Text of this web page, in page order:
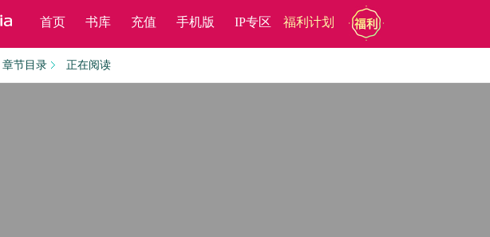
首页 书库 充值 手机版 IP专区 福利计划
章节目录 正在阅读